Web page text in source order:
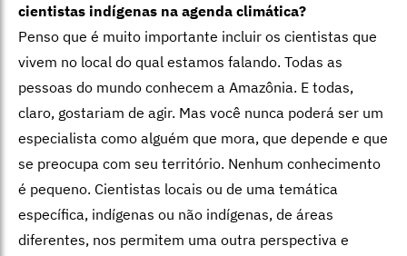
cientistas indígenas na agenda climática?
Penso que é muito importante incluir os cientistas que
vivem no local do qual estamos falando. Todas as
pessoas do mundo conhecem a Amazônia. E todas,
claro, gostariam de agir. Mas você nunca poderá ser um
especialista como alguém que mora, que depende e que
se preocupa com seu território. Nenhum conhecimento
é pequeno. Cientistas locais ou de uma temática
específica, indígenas ou não indígenas, de áreas
diferentes, nos permitem uma outra perspectiva e